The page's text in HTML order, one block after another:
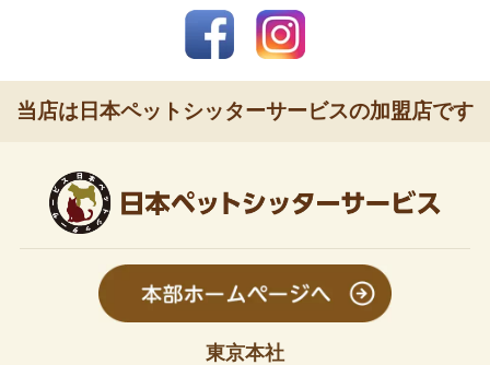
当店は日本ペットシッターサービスの加盟店です
東京本社